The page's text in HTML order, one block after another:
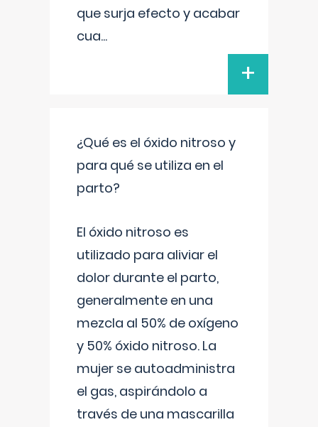
que surja efecto y acabar
cua...
+
¿Qué es el óxido nitroso y
para qué se utiliza en el
parto?
El óxido nitroso es
utilizado para aliviar el
dolor durante el parto,
generalmente en una
mezcla al 50% de oxígeno
y 50% óxido nitroso. La
mujer se autoadministra
el gas, aspirándolo a
través de una mascarilla